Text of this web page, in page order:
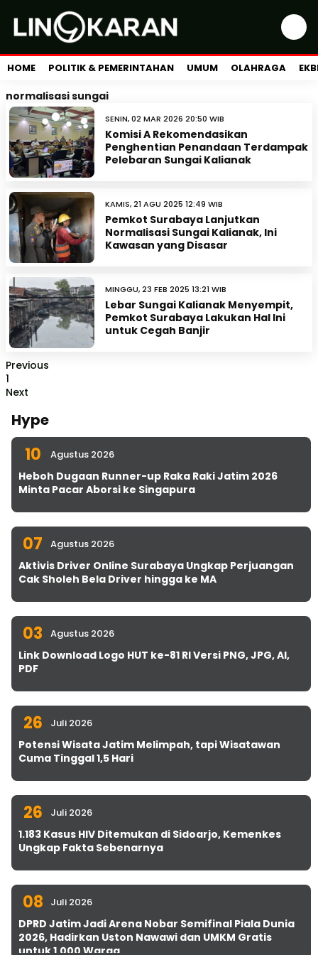
HOME POLITIK & PEMERINTAHAN UMUM OLAHRAGA
normalisasi sungai
SENIN, 02 MAR 2026 20:50 WIB
Komisi A Rekomendasikan
Penghentian Penandaan Terdampak
Pelebaran Sungai Kalianak
KAMIS, 21 AGU 2025 12:49 WIB
Pemkot Surabaya Lanjutkan
Normalisasi Sungai Kalianak, Ini
Kawasan yang Disasar
MINGGU, 23 FEB 2025 13:21 WIB
Lebar Sungai Kalianak Menyempit,
Pemkot Surabaya Lakukan Hal Ini
untuk Cegah Banjir
Previous
1
Next
Hype
10 Agustus 2026
Heboh Dugaan Runner-up Raka Raki Jatim 2026
Minta Pacar Aborsi ke Singapura
07 Agustus 2026
Aktivis Driver Online Surabaya Ungkap Perjuangan
Cak Sholeh Bela Driver hingga ke MA
03 Agustus 2026
Link Download Logo HUT ke-81 RI Versi PNG, JPG, AI,
PDF
26 Juli 2026
Potensi Wisata Jatim Melimpah, tapi Wisatawan
Cuma Tinggal 1,5 Hari
26 Juli 2026
1.183 Kasus HIV Ditemukan di Sidoarjo, Kemenkes
Ungkap Fakta Sebenarnya
08 Juli 2026
DPRD Jatim Jadi Arena Nobar Semifinal Piala Dunia
2026, Hadirkan Uston Nawawi dan UMKM Gratis
untuk 1.000 Warga